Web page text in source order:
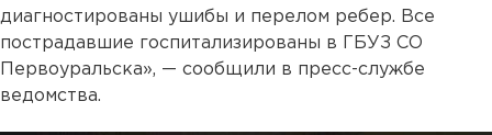
диагностированы ушибы и перелом ребер. Все
пострадавшие госпитализированы в ГБУЗ СО
Первоуральска», — сообщили в пресс-службе
ведомства.